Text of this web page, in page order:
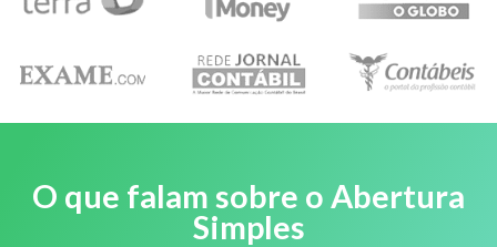
O que falam sobre o Abertura
Simples